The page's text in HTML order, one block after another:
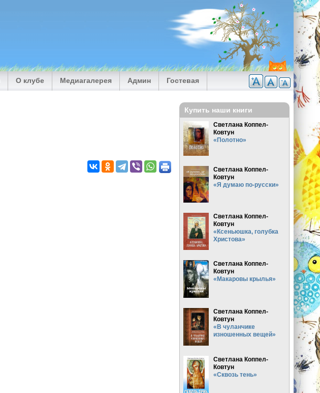
О клубе Медиагалерея Админ Гостевая
Купить наши книги
Светлана Коппел-
Ковтун
«Полотно»
Светлана Коппел-
Ковтун
«Я думаю по-русски»
Светлана Коппел-
Ковтун
«Ксеньюшка, голубка
Христова»
Светлана Коппел-
Ковтун
«Макаровы крылья»
Светлана Коппел-
Ковтун
«В чуланчике
изношенных вещей»
Светлана Коппел-
Ковтун
«Сквозь тень»